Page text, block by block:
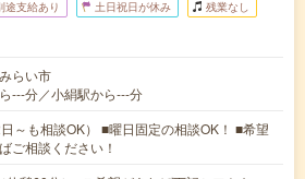
途支給あり 土日祝日が休み 残業なし
らい市
---分／小絹駅から---分
～も相談OK） ■曜日固定の相談OK！ ■希望
ご相談ください！